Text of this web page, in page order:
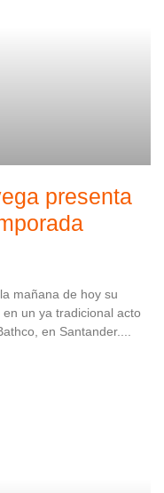
presenta
mañana de hoy su
un ya tradicional acto
en Santander.